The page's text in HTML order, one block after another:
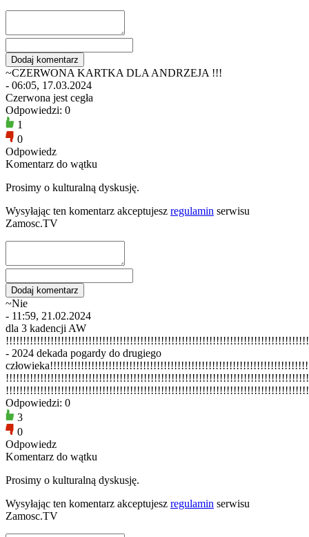
~CZERWONA KARTKA DLA ANDRZEJA !!!
- 06:05, 17.03.2024
Czerwona jest cegła
Odpowiedzi: 0
1
0
Odpowiedz
Komentarz do wątku
Prosimy o kulturalną dyskusję.
Wysyłając ten komentarz akceptujesz regulamin serwisu
Zamosc.TV
~Nie
- 11:59, 21.02.2024
dla 3 kadencji AW
- 2024 dekada pogardy do drugiego
Odpowiedzi: 0
3
0
Odpowiedz
Komentarz do wątku
Prosimy o kulturalną dyskusję.
Wysyłając ten komentarz akceptujesz regulamin serwisu
Zamosc.TV